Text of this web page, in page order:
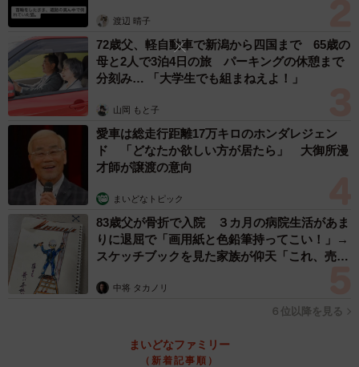
渡辺 晴子
72歳父、軽自動車で新潟から四国まで 65歳の
母と2人で3泊4日の旅 パーキングの休憩まで
分刻み… 「大学生でも組まねえよ！」
山岡 もと子
愛車は総走行距離17万キロのホンダレジェン
ド 「どなたか欲しい方が居たら」 大御所漫
才師が譲渡の意向
まいどなトピック
83歳父が骨折で入院 ３カ月の病院生活があま
りに退屈で「画用紙と色鉛筆持ってこい！」→
スケッチブックを見た家族が仰天「これ、売れ
中将 タカノリ
６位以降を見る
まいどなファミリー
（新着記事順）